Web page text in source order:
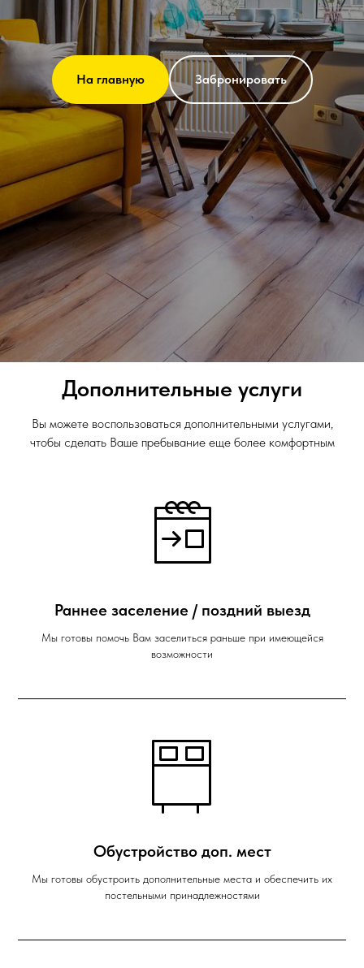
На главную Забронировать
Дополнительные услуги
Вы можете воспользоваться дополнительными услугами,
чтобы сделать Ваше пребывание еще более комфортным
Раннее заселение / поздний выезд
Мы готовы помочь Вам заселиться раньше при имеющейся
возможности
Обустройство доп. мест
Мы готовы обустроить дополнительные места и обеспечить их
постельными принадлежностями